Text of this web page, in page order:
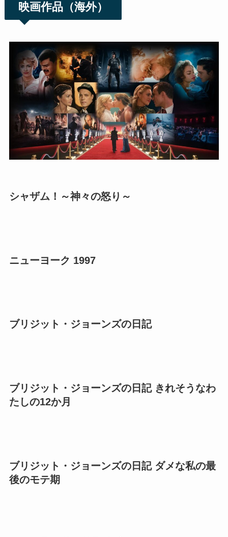
映画作品（海外）
シャザム！～神々の怒り～
ニューヨーク 1997
ブリジット・ジョーンズの日記
ブリジット・ジョーンズの日記 きれそうなわ
たしの12か月
ブリジット・ジョーンズの日記 ダメな私の最
後のモテ期